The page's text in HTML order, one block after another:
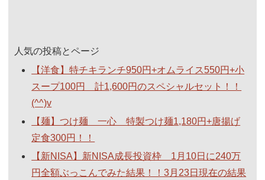
人気の投稿とページ
【洋食】特チキランチ950円+オムライス550円+小
スープ100円 計1,600円のスペシャルセット！！
(^^)v
【麺】つけ麺 一心 特製つけ麺1,180円+唐揚げ
定食300円！！
【新NISA】新NISA成長投資枠 1月10日に240万
円全額ぶっこんでみた結果！！3月23日現在の結果